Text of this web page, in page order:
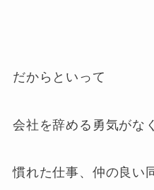
だからといって
会社を辞める勇気がなく
慣れた仕事、仲の良い